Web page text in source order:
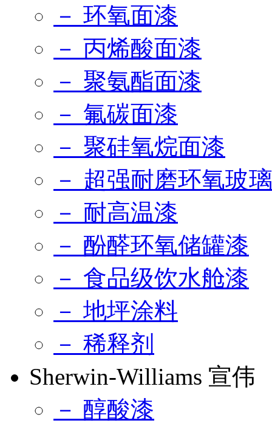
－ 环氧面漆
－ 丙烯酸面漆
－ 聚氨酯面漆
－ 氟碳面漆
－ 聚硅氧烷面漆
－ 超强耐磨环氧玻
－ 耐高温漆
－ 酚醛环氧储罐漆
－ 食品级饮水舱漆
－ 地坪涂料
－ 稀释剂
Sherwin-Williams 宣伟
－ 醇酸漆